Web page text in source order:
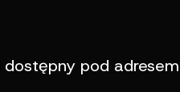
pod